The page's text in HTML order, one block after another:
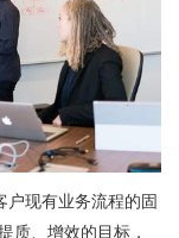
户现有业务流程的固
质、增效的目标，